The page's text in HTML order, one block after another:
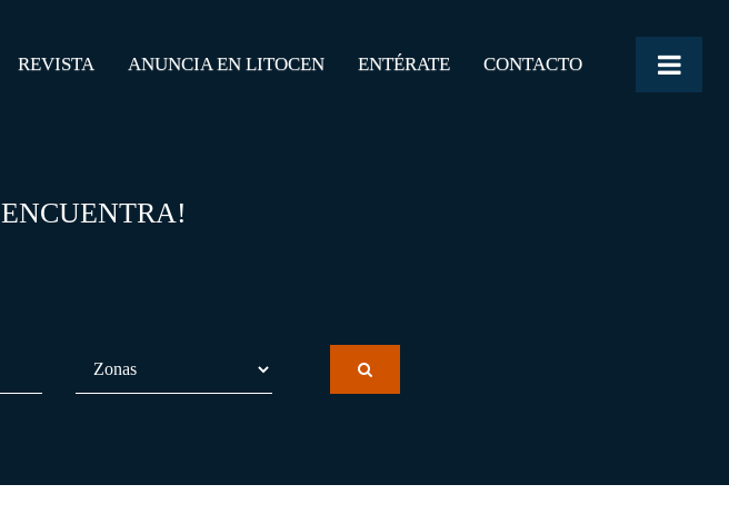
REVISTA ANUNCIA EN LITOCEN ENTÉRATE CONTACTO
ENCUENTRA!